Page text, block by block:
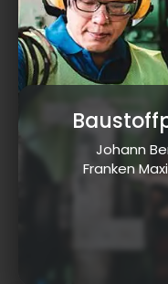
Johann
Franken